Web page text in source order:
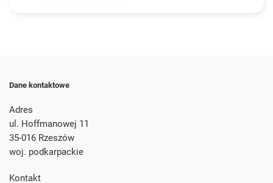
Dane kontaktowe
Adres
ul. Hoffmanowej 11
35-016 Rzeszów
woj. podkarpackie
Kontakt